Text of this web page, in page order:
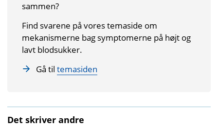
sammen?
Find svarene på vores temaside om
mekanismerne bag symptomerne på højt og
lavt blodsukker.
Gå til temasiden
Det skriver andre